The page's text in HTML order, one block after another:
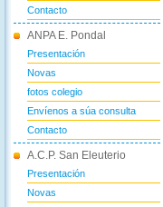
Contacto
ANPA E. Pondal
Presentación
Novas
fotos colegio
Envíenos a súa consulta
Contacto
A.C.P. San Eleuterio
Presentación
Novas